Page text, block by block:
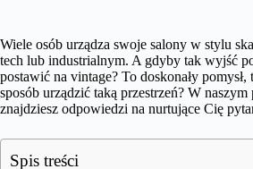
Wiele osób urządza swoje salony w stylu
tech lub industrialnym. A gdyby tak wyjść
postawić na vintage? To doskonały
sposób urządzić taką przestrzeń? W naszym
znajdziesz odpowiedzi na nurtujące Cię
Spis treści